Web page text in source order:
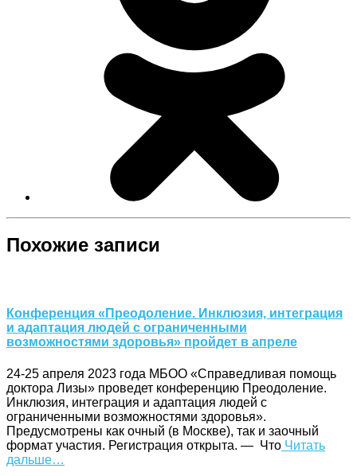
Похожие записи
Конференция «Преодоление. Инклюзия, интеграция
и адаптация людей с ограниченными
возможностями здоровья» пройдет в апреле
24-25 апреля 2023 года МБОО «Справедливая помощь
доктора Лизы» проведет конференцию Преодоление.
Инклюзия, интеграция и адаптация людей с
ограниченными возможностями здоровья».
Предусмотрены как очный (в Москве), так и заочный
формат участия. Регистрация открыта. — Что Читать
дальше…